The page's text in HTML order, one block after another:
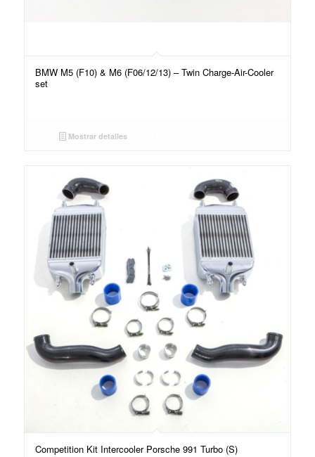
BMW M5 (F10) & M6 (F06/12/13) – Twin Charge-Air-Cooler
set
Mostrar detalles
Competition Kit Intercooler Porsche 991 Turbo (S)